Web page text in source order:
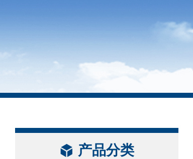
产品分类